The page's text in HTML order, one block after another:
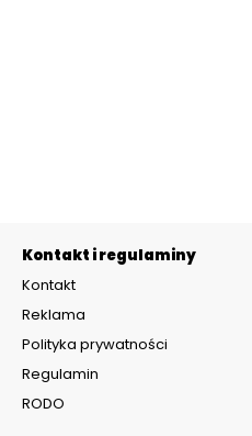
Kontakt i regulaminy
Kontakt
Reklama
Polityka prywatności
Regulamin
RODO